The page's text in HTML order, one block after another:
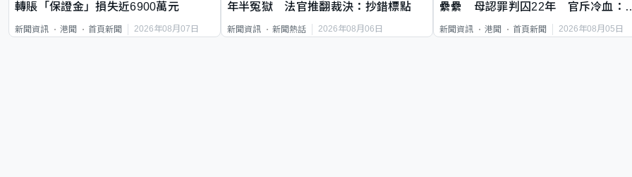
轉賬「保證金」損失近6900萬元
新聞資訊 港聞 首頁新聞 2026年08月07日
年半冤獄 法官推翻裁決：抄錯標點
新聞資訊 新聞熱話 2026年08月06日
纍纍 母認罪判囚22年 官斥冷血：
新聞資訊 港聞 首頁新聞 2026年08月05日